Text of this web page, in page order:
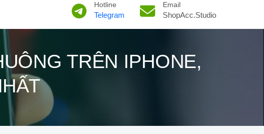
Hotline
Telegram
Email
ShopAcc.Studio
TRÊN IPHONE,